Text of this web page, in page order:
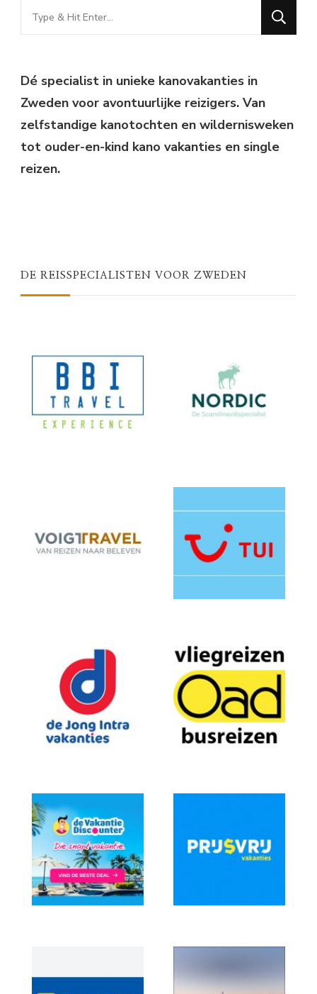
Looking
for
Dé specialist in unieke kanovakanties in
Zweden voor avontuurlijke reizigers. Van
zelfstandige kanotochten en wildernisweken
tot ouder-en-kind kano vakanties en single
reizen.
DE REISSPECIALISTEN VOOR ZWEDEN